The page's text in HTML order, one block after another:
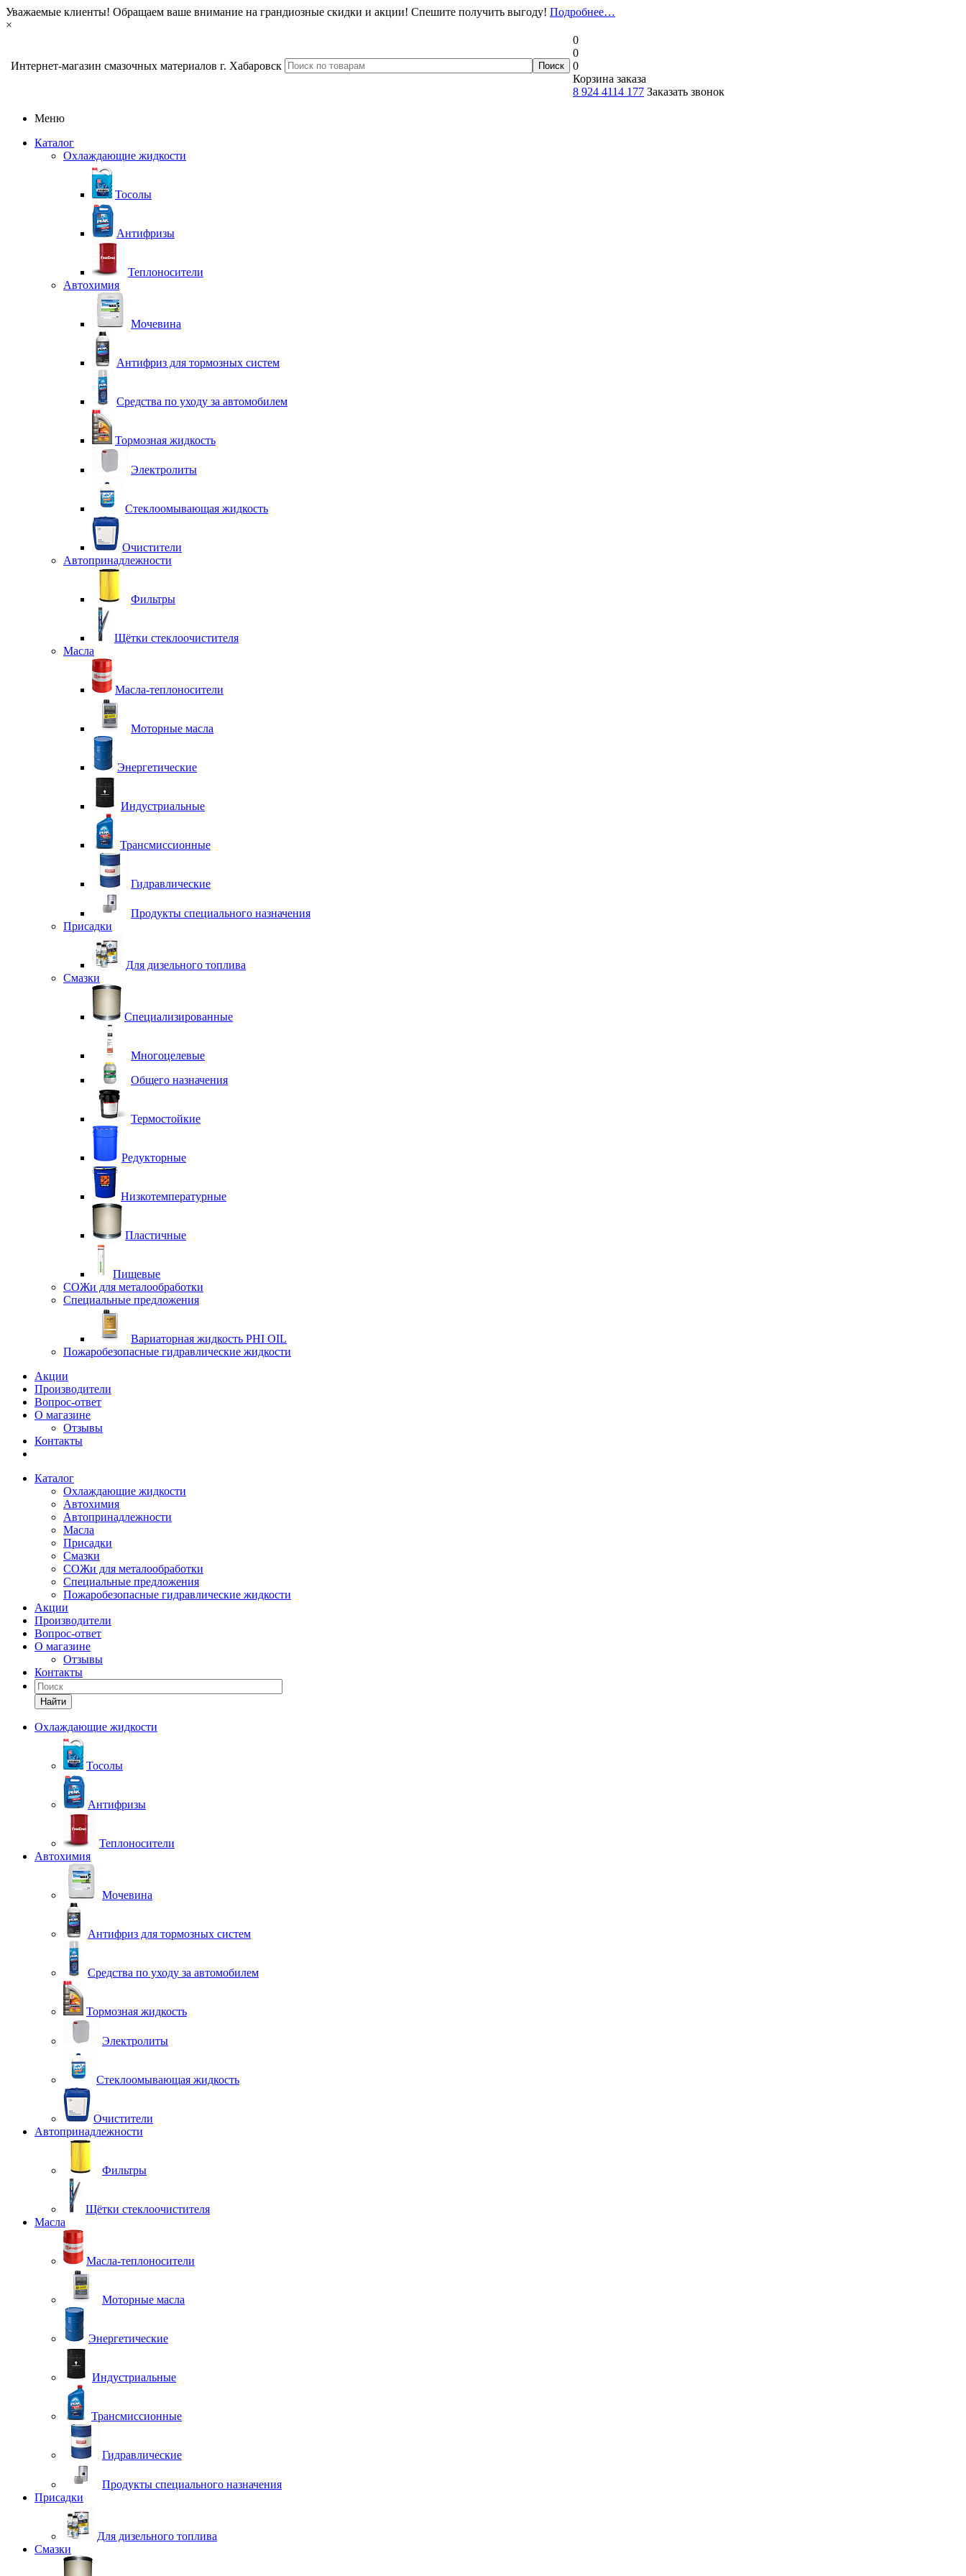
Уважаемые клиенты! Обращаем ваше внимание на грандиозные скидки и акции! Спешите получить выгоду! Подробнее…
×
Интернет-магазин смазочных материалов г. Хабаровск
0
0
0
Корзина заказа
8 924 4114 177 Заказать звонок
Меню
Каталог
Охлаждающие жидкости
Тосолы
Антифризы
Теплоносители
Автохимия
Мочевина
Антифриз для тормозных систем
Средства по уходу за автомобилем
Тормозная жидкость
Электролиты
Стеклоомывающая жидкость
Очистители
Автопринадлежности
Фильтры
Щётки стеклоочистителя
Масла
Масла-теплоносители
Моторные масла
Энергетические
Индустриальные
Трансмиссионные
Гидравлические
Продукты специального назначения
Присадки
Для дизельного топлива
Смазки
Специализированные
Многоцелевые
Общего назначения
Термостойкие
Редукторные
Низкотемпературные
Пластичные
Пищевые
СОЖи для металообработки
Специальные предложения
Вариаторная жидкость PHI OIL
Пожаробезопасные гидравлические жидкости
Акции
Производители
Вопрос-ответ
О магазине
Отзывы
Контакты
Каталог
Охлаждающие жидкости
Автохимия
Автопринадлежности
Масла
Присадки
Смазки
СОЖи для металообработки
Специальные предложения
Пожаробезопасные гидравлические жидкости
Акции
Производители
Вопрос-ответ
О магазине
Отзывы
Контакты
Найти
Охлаждающие жидкости
Тосолы
Антифризы
Теплоносители
Автохимия
Мочевина
Антифриз для тормозных систем
Средства по уходу за автомобилем
Тормозная жидкость
Электролиты
Стеклоомывающая жидкость
Очистители
Автопринадлежности
Фильтры
Щётки стеклоочистителя
Масла
Масла-теплоносители
Моторные масла
Энергетические
Индустриальные
Трансмиссионные
Гидравлические
Продукты специального назначения
Присадки
Для дизельного топлива
Смазки